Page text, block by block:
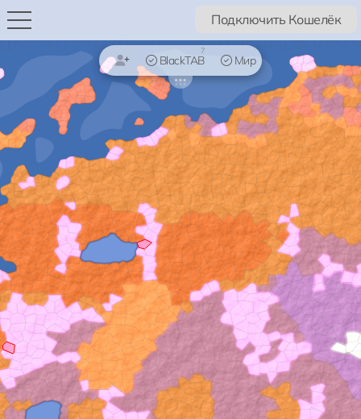
Подключить Кошелёк
BlackTAB
7
Мир